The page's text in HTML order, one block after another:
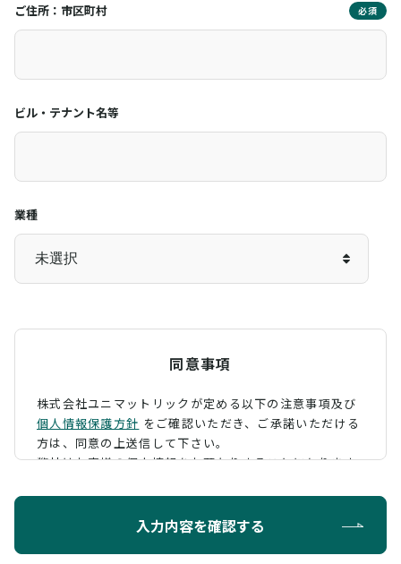
ご住所：市区町村 必須
ビル・テナント名等
業種
同意事項
株式会社ユニマットリックが定める以下の注意事項及び
個人情報保護方針 をご確認いただき、 ご承諾いただける
方は、同意の上送信して下さい。
弊社はお客様の個人情報をお預かりすることになります
ように定め、保護に努めております。
入力内容を確認する